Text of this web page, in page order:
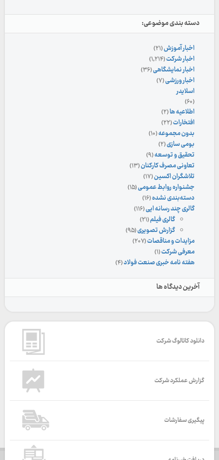
دسته بندی موضوعی:
اخبار آموزش(۲۱)
اخبار شرکت(۱,۲۱۴)
اخبار نمایشگاهی(۳۶)
اخبار ورزشی(۷)
اسلایدر
(۶۰)
اطلاعیه ها(۲)
افتخارات(۲۲)
بدون مجموعه(۱۰)
بومی سازی(۲)
تحقیق و توسعه(۹)
تعاونی مصرف کارکنان(۱۳)
تلاشگران اکسین(۱۷)
جشنواره روابط عمومی(۱۵)
دسته‌بندی نشده(۱۶)
گالری چند رسانه ایی(۱۱۶)
گالری فیلم(۲۱)
گزارش تصویری(۹۵)
مزایدات و مناقصات(۲۰۷)
معرفی شرکت(۱)
هفته نامه خبری صنعت فولاد(۴)
آخرین دیدگاه ها
دانلود کاتالوگ شرکت
گزارش عملکرد شرکت
پیگیری سفارشات